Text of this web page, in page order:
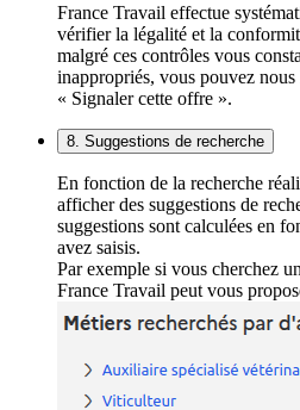
France Travail effectue
vérifier la légalité et la
malgré ces contrôles vous
inappropriés, vous pouvez
« Signaler cette offre ».
8. Suggestions de recherche
En fonction de la recherche
afficher des suggestions de
suggestions sont calculées en
avez saisis.
Par exemple si vous cherchez
France Travail peut vous